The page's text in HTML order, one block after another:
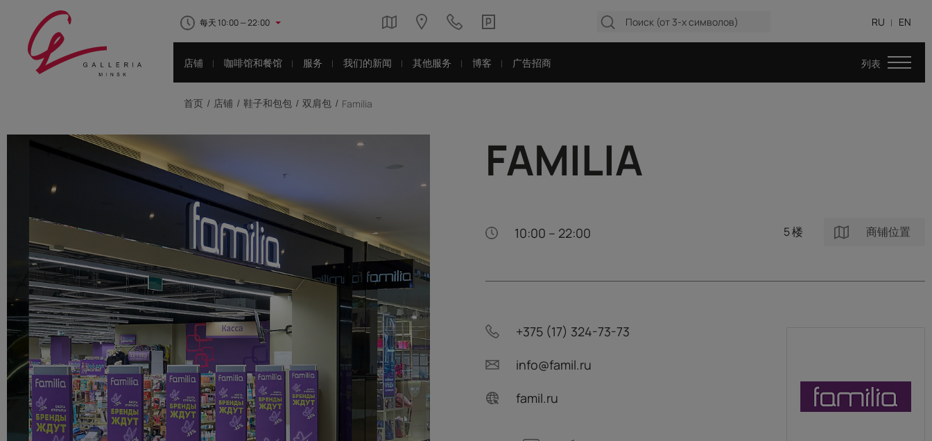
每天 10:00 — 22:00 RU EN
店铺 咖啡馆和餐馆 服务 我们的新闻 其他服务 博客 广告招商
首页 店铺 鞋子和包包 双肩包 Familia
FAMILIA
10:00 – 22:00 5 楼 商铺位置
+375 (17) 324-73-73
info@famil.ru
famil.ru